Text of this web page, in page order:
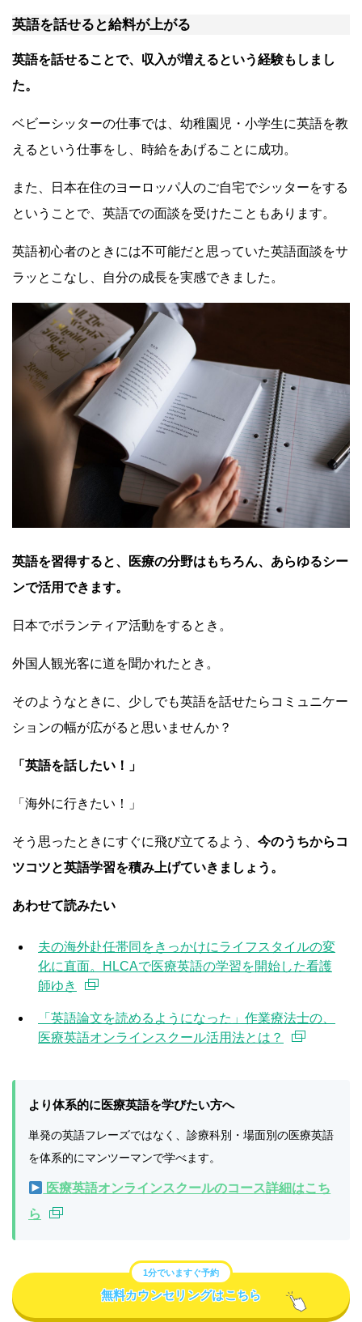
英語を話せると給料が上がる
英語を話せることで、収入が増えるという経験もしまし
た。
ベビーシッターの仕事では、幼稚園児・小学生に英語を教
えるという仕事をし、時給をあげることに成功。
また、日本在住のヨーロッパ人のご自宅でシッターをする
ということで、英語での面談を受けたこともあります。
英語初心者のときには不可能だと思っていた英語面談をサ
ラッとこなし、自分の成長を実感できました。
英語を習得すると、医療の分野はもちろん、あらゆるシー
ンで活用できます。
日本でボランティア活動をするとき。
外国人観光客に道を聞かれたとき。
そのようなときに、少しでも英語を話せたらコミュニケー
ションの幅が広がると思いませんか？
「英語を話したい！」
「海外に行きたい！」
そう思ったときにすぐに飛び立てるよう、 今のうちからコ
ツコツと英語学習を積み上げていきましょう。
あわせて読みたい
夫の海外赴任帯同をきっかけにライフスタイルの変
化に直面。HLCAで医療英語の学習を開始した看護
師ゆき
「英語論文を読めるようになった」作業療法士の、
医療英語オンラインスクール活用法とは？
より体系的に医療英語を学びたい方へ
単発の英語フレーズではなく、診療科別・場面別の医療英語
を体系的にマンツーマンで学べます。
医療英語オンラインスクールのコース詳細はこち
ら
1分でいますぐ予約
無料カウンセリングはこちら